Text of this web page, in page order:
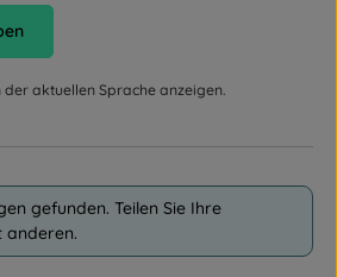
der aktuellen Sprache anzeigen.
gefunden. Teilen Sie Ihre
anderen.